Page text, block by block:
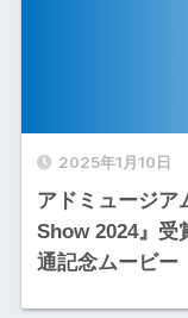
2025年1月10日
アドミュージ
Show 2024』受
通記念ムービー